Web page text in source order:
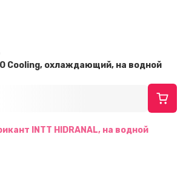
Cooling, охлаждающий, на водной